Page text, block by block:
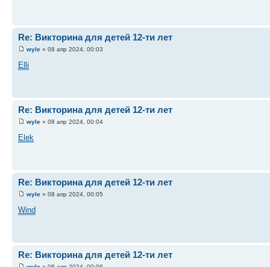
Re: Викторина для детей 12-ти лет
wyle » 08 апр 2024, 00:03
Elli
Re: Викторина для детей 12-ти лет
wyle » 08 апр 2024, 00:04
Elek
Re: Викторина для детей 12-ти лет
wyle » 08 апр 2024, 00:05
Wind
Re: Викторина для детей 12-ти лет